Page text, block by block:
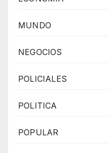
MUNDO
NEGOCIOS
POLICIALES
POLITICA
POPULAR